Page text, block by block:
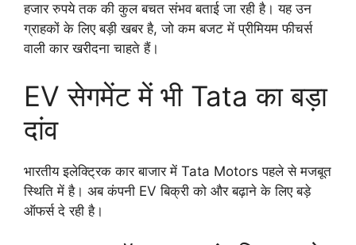
हजार रुपये तक की कुल बचत संभव बताई जा रही है। यह उन
ग्राहकों के लिए बड़ी खबर है, जो कम बजट में प्रीमियम फीचर्स
वाली कार खरीदना चाहते हैं।
EV सेगमेंट में भी Tata का बड़ा
दांव
भारतीय इलेक्ट्रिक कार बाजार में Tata Motors पहले से मजबूत
स्थिति में है। अब कंपनी EV बिक्री को और बढ़ाने के लिए बड़े
ऑफर्स दे रही है।